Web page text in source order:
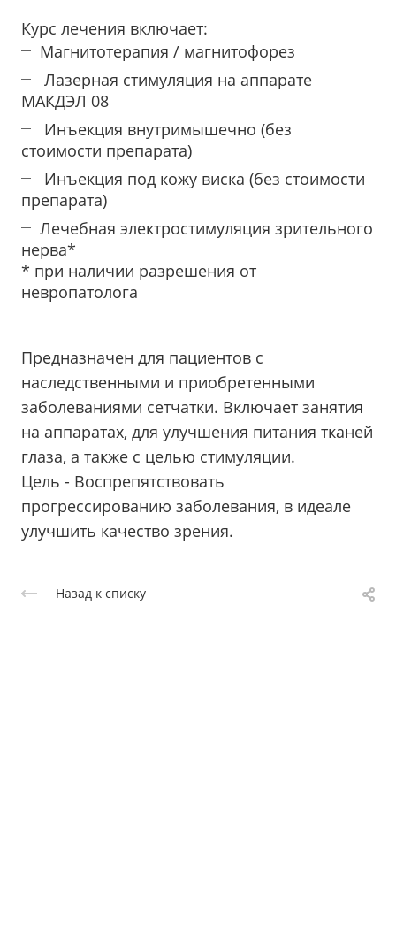
Курс лечения включает:
Магнитотерапия / магнитофорез
Лазерная стимуляция на аппарате
МАКДЭЛ 08
Инъекция внутримышечно (без
стоимости препарата)
Инъекция под кожу виска (без стоимости
препарата)
Лечебная электростимуляция зрительного
нерва*
* при наличии разрешения от
невропатолога
Предназначен для пациентов с
наследственными и приобретенными
заболеваниями сетчатки. Включает занятия
на аппаратах, для улучшения питания тканей
глаза, а также с целью стимуляции.
Цель - Воспрепятствовать
прогрессированию заболевания, в идеале
улучшить качество зрения.
Назад к списку